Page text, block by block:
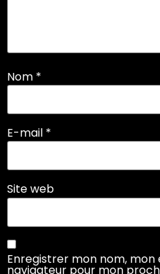
Nom *
E-mail *
Site web
Enregistrer mon nom,
navigateur pour mon